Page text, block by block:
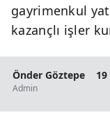
gayrimenkul
kazançlı işler
Önder Göztepe
Admin